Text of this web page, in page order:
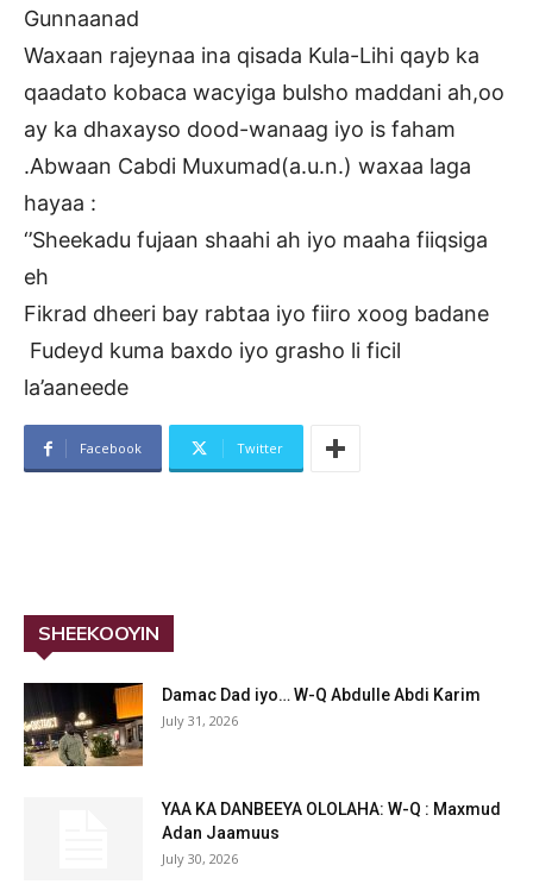
Gunnaanad
Waxaan rajeynaa ina qisada Kula-Lihi qayb ka
qaadato kobaca wacyiga bulsho maddani ah,oo
ay ka dhaxayso dood-wanaag iyo is faham
.Abwaan Cabdi Muxumad(a.u.n.) waxaa laga
hayaa :
‘’Sheekadu fujaan shaahi ah iyo maaha fiiqsiga
eh
Fikrad dheeri bay rabtaa iyo fiiro xoog badane
Fudeyd kuma baxdo iyo grasho li ficil
la’aaneede
Facebook Twitter
SHEEKOOYIN
Damac Dad iyo… W-Q Abdulle Abdi Karim
July 31, 2026
YAA KA DANBEEYA OLOLAHA: W-Q : Maxmud
Adan Jaamuus
July 30, 2026